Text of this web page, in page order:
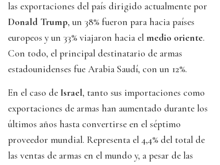
las exportaciones del país dirigido actualmente por
Donald Trump, un 38% fueron para hacia países
europeos y un 33% viajaron hacia el medio oriente.
Con todo, el principal destinatario de armas
estadounidenses fue Arabia Saudí, con un 12%.
En el caso de Israel, tanto sus importaciones como
exportaciones de armas han aumentado durante los
últimos años hasta convertirse en el séptimo
proveedor mundial. Representa el 4,4% del total de
las ventas de armas en el mundo y, a pesar de las